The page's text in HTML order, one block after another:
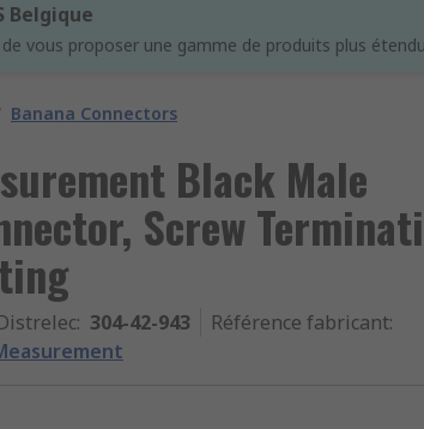
Belgique
vous proposer une gamme de produits plus
Banana Connectors
Black Male
Screw
: 304-42-943 Référence fabricant: